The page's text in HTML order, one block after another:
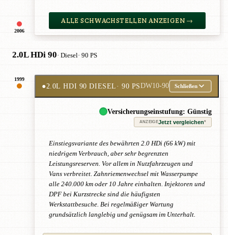
2006
ALLE SCHWACHSTELLEN ANZEIGEN →
2.0L HDi 90· Diesel· 90 PS
1999
●2.0L HDI 90 DIESEL· 90 PSDW10-90 Schließen
Versicherungseinstufung: Günstig
ANZEIGEJetzt vergleichen*
Einstiegsvariante des bewährten 2.0 HDi (66 kW) mit
niedrigem Verbrauch, aber sehr begrenzten
Leistungsreserven. Vor allem in Nutzfahrzeugen und
Vans verbreitet. Zahnriemenwechsel mit Wasserpumpe
alle 240.000 km oder 10 Jahre einhalten. Injektoren und
DPF bei Kurzstrecke sind die häufigsten
Werkstattbesuche. Bei regelmäßiger Wartung
grundsätzlich langlebig und genügsam im Unterhalt.